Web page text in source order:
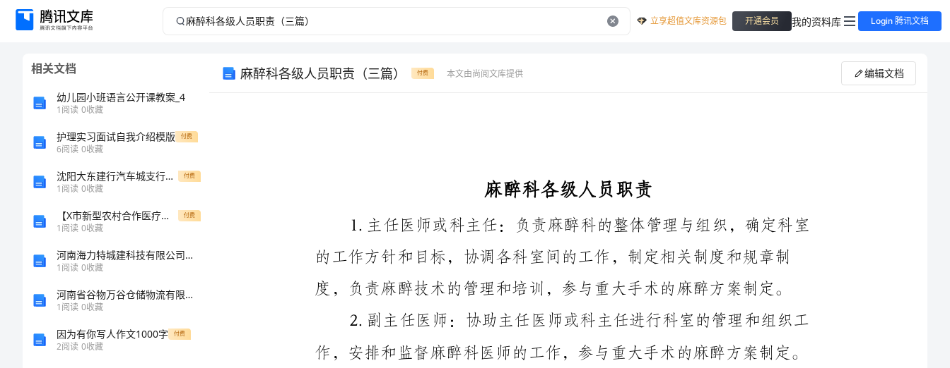
麻
（三
篇）
立享超值文库资源包 开通会员 我的资料库 Login 腾讯文档
相关文档
幼儿园小班语言公开课教案_4
1阅读 0收藏
护理实习面试自我介绍模版 付费
6阅读 0收藏
沈阳大东建行汽车城支行消防工程[修改版] 付费
1阅读 0收藏
【X市新型农村合作医疗与社区卫生工作情况汇报】卫生情况汇报 付费
1阅读 0收藏
河南海力特城建科技有限公司介绍企业发展分析报告
1阅读 0收藏
河南省谷物万谷仓储物流有限公司介绍企业发展分析报告
1阅读 0收藏
因为有你写人作文1000字 付费
2阅读 0收藏
麻醉科各级人员职责（三篇） 付费 本文由尚阅文库提供 编辑文档
1.主任医师或科主任：负责麻醉科的整体管理与组织，确定科室
度，负责麻醉技术的管理和培训，参与重大手术的麻醉方案制定。
2.副主任医师：协助主任医师或科主任进行科室的管理和组织工
作，安排和监督麻醉科医师的工作，参与重大手术的麻醉方案制定。
3.主治医师：负责麻醉科的日常工作，包括患者的麻醉评估、麻
术后康复指导，参与重大手术的麻醉方案制定。